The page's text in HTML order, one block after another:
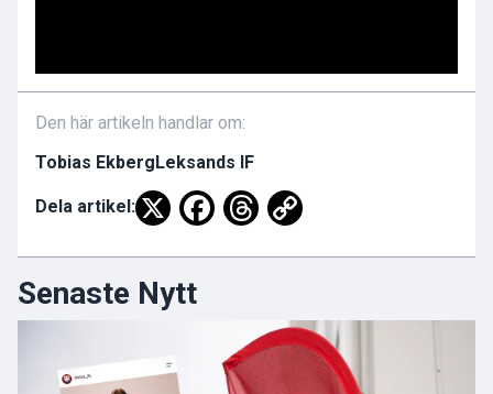
Den här artikeln handlar om:
Tobias Ekberg Leksands IF
Dela artikel:
Senaste Nytt